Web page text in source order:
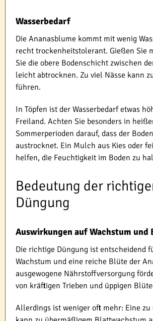
Wasserbedarf
Die Ananasblume kommt mit wenig
recht trockenheitstolerant. Gießen Sie
Sie die obere Bodenschicht zwischen
leicht abtrocknen. Zu viel Nässe kann
führen.
In Töpfen ist der Wasserbedarf etwas
Freiland. Achten Sie besonders in
Sommerperioden darauf, dass der
austrocknet. Ein Mulch aus Kies oder
helfen, die Feuchtigkeit im Boden zu
Bedeutung der
Düngung
Auswirkungen auf Wachstum
Die richtige Düngung ist entscheidend
Wachstum und eine reiche Blüte der
ausgewogene Nährstoffversorgung
von kräftigen Trieben und üppigen
Allerdings ist weniger oft mehr: Eine zu